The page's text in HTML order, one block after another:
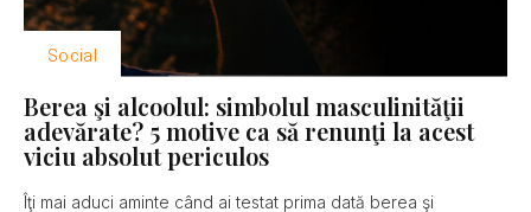
Social
Berea şi alcoolul: simbolul masculinităţii
adevărate? 5 motive ca să renunţi la acest
viciu absolut periculos
Îţi mai aduci aminte când ai testat prima dată berea şi